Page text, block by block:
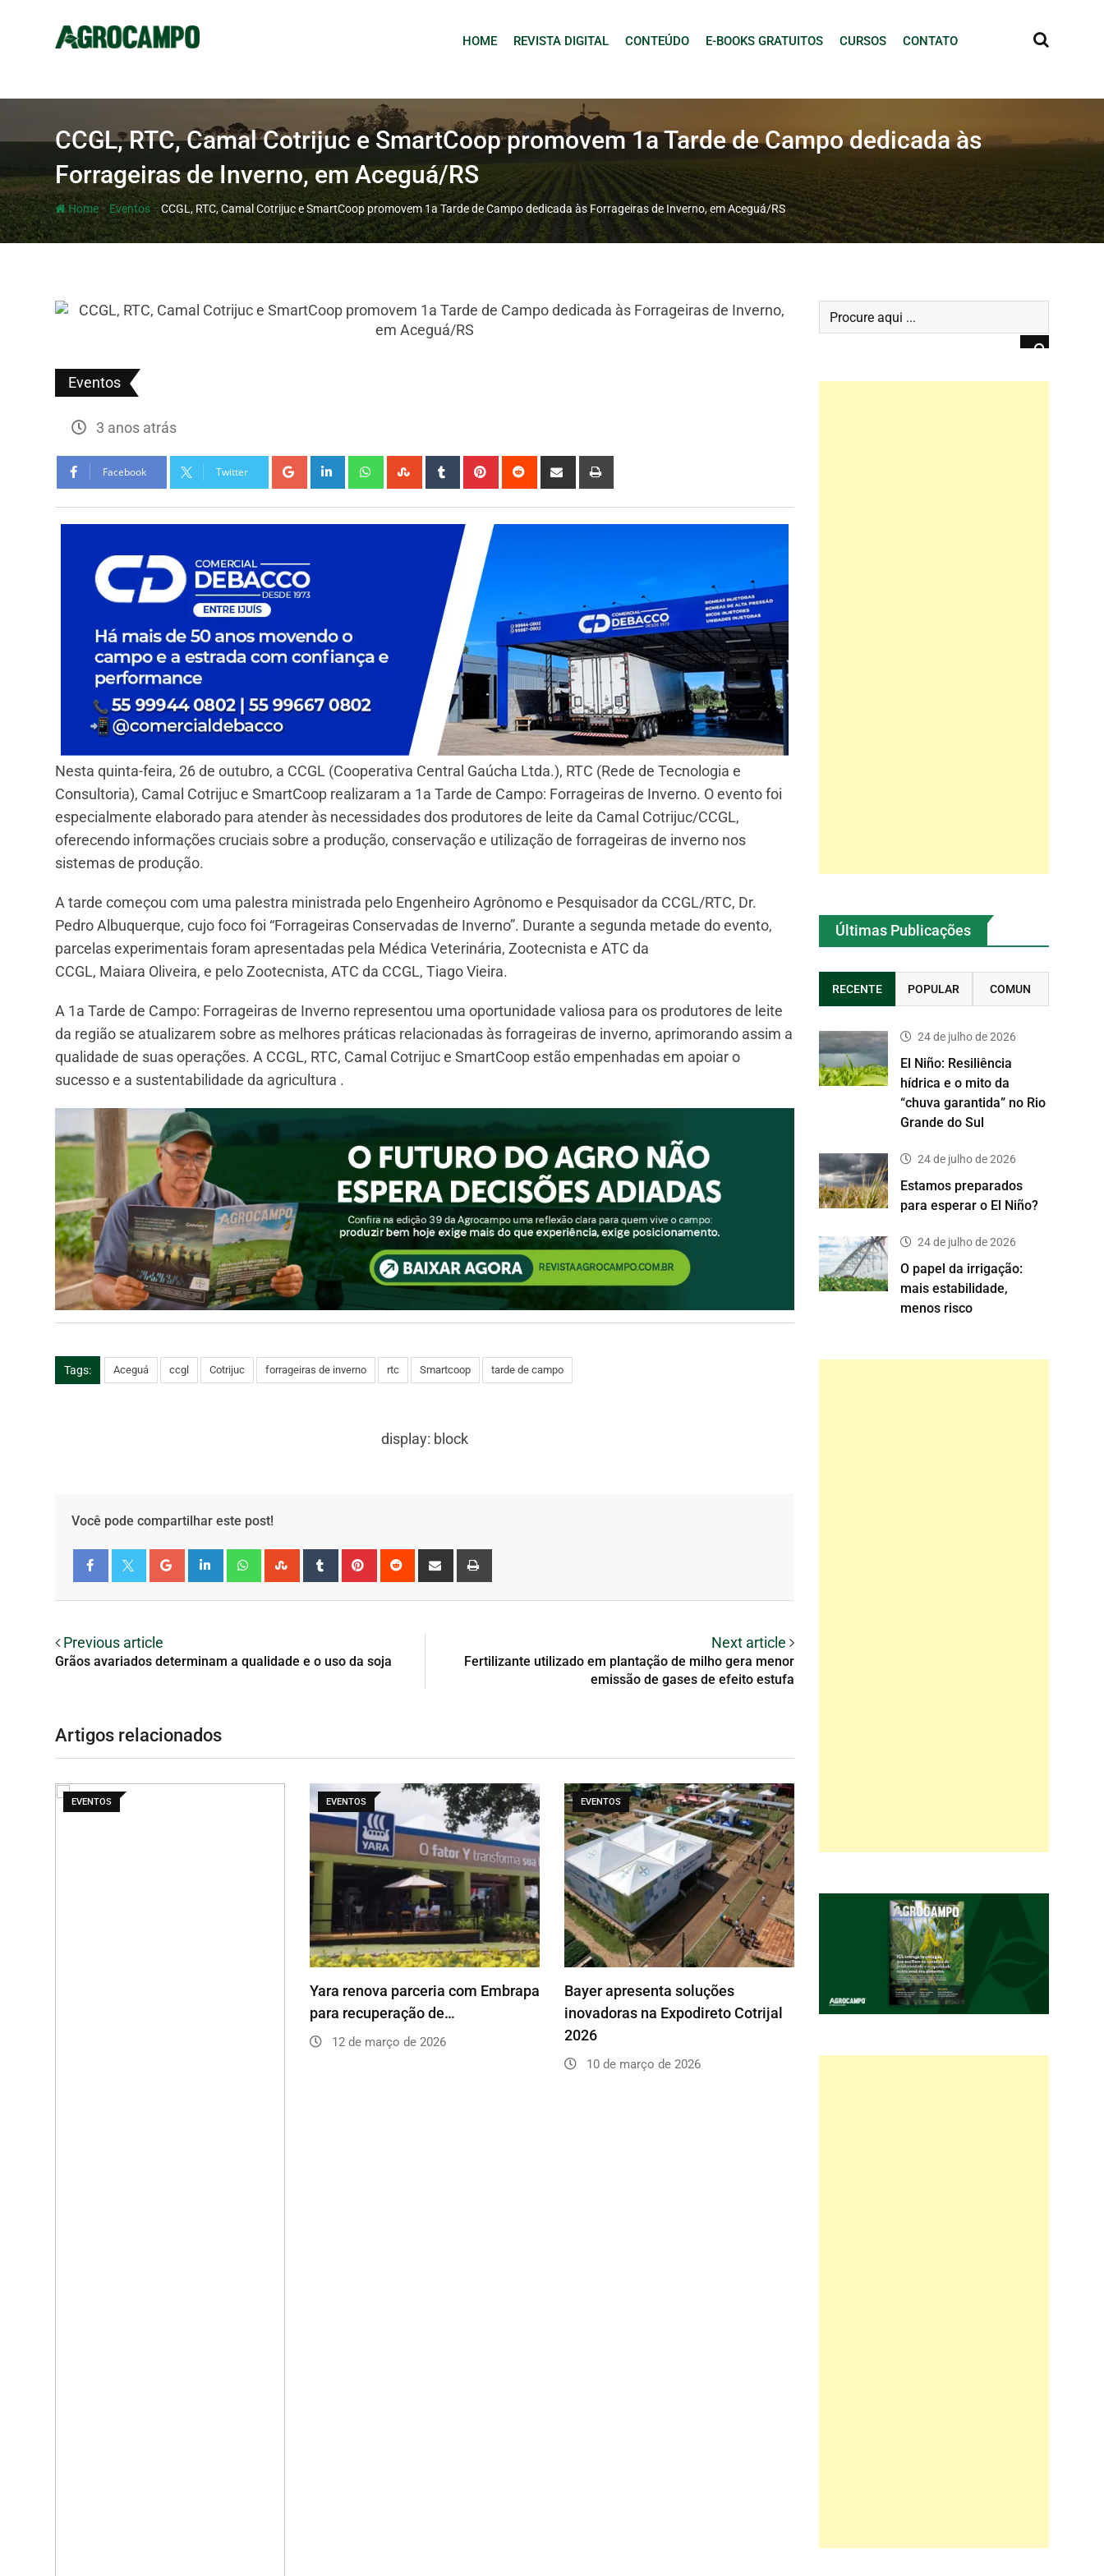
HOME REVISTA DIGITAL CONTEÚDO E-BOOKS GRATUITOS CURSOS CONTATO
CCGL, RTC, Camal Cotrijuc e SmartCoop promovem 1a Tarde de Campo dedicada às
Forrageiras de Inverno, em Aceguá/RS
Home-Eventos -CCGL, RTC, Camal Cotrijuc e SmartCoop promovem 1a Tarde de Campo dedicada às Forrageiras de Inverno, em Aceguá/RS
Eventos
3 anos atrás
Facebook Twitter
Nesta quinta-feira, 26 de outubro, a CCGL (Cooperativa Central Gaúcha Ltda.), RTC (Rede de Tecnologia e
Consultoria), Camal Cotrijuc e SmartCoop realizaram a 1a Tarde de Campo: Forrageiras de Inverno. O evento foi
especialmente elaborado para atender às necessidades dos produtores de leite da Camal Cotrijuc/CCGL,
oferecendo informações cruciais sobre a produção, conservação e utilização de forrageiras de inverno nos
sistemas de produção.
A tarde começou com uma palestra ministrada pelo Engenheiro Agrônomo e Pesquisador da CCGL/RTC, Dr.
Pedro Albuquerque, cujo foco foi “Forrageiras Conservadas de Inverno”. Durante a segunda metade do evento,
parcelas experimentais foram apresentadas pela Médica Veterinária, Zootecnista e ATC da
CCGL, Maiara Oliveira, e pelo Zootecnista, ATC da CCGL, Tiago Vieira.
A 1a Tarde de Campo: Forrageiras de Inverno representou uma oportunidade valiosa para os produtores de leite
da região se atualizarem sobre as melhores práticas relacionadas às forrageiras de inverno, aprimorando assim a
qualidade de suas operações. A CCGL, RTC, Camal Cotrijuc e SmartCoop estão empenhadas em apoiar o
sucesso e a sustentabilidade da agricultura .
Tags: Aceguá ccgl Cotrijuc forrageiras de inverno rtc Smartcoop tarde de campo
display: block
Você pode compartilhar este post!
FacebookTwitter
Previous article
Grãos avariados determinam a qualidade e o uso da soja
Next article
Fertilizante utilizado em plantação de milho gera menor
emissão de gases de efeito estufa
Artigos relacionados
EVENTOS EVENTOS
Yara renova parceria com Embrapa
para recuperação de…
12 de março de 2026
EVENTOS
Bayer apresenta soluções
inovadoras na Expodireto Cotrijal
2026
10 de março de 2026
Últimas Publicações
RECENTE POPULAR COMUN
24 de julho de 2026
El Niño: Resiliência
hídrica e o mito da
“chuva garantida” no Rio
Grande do Sul
24 de julho de 2026
Estamos preparados
para esperar o El Niño?
24 de julho de 2026
O papel da irrigação:
mais estabilidade,
menos risco